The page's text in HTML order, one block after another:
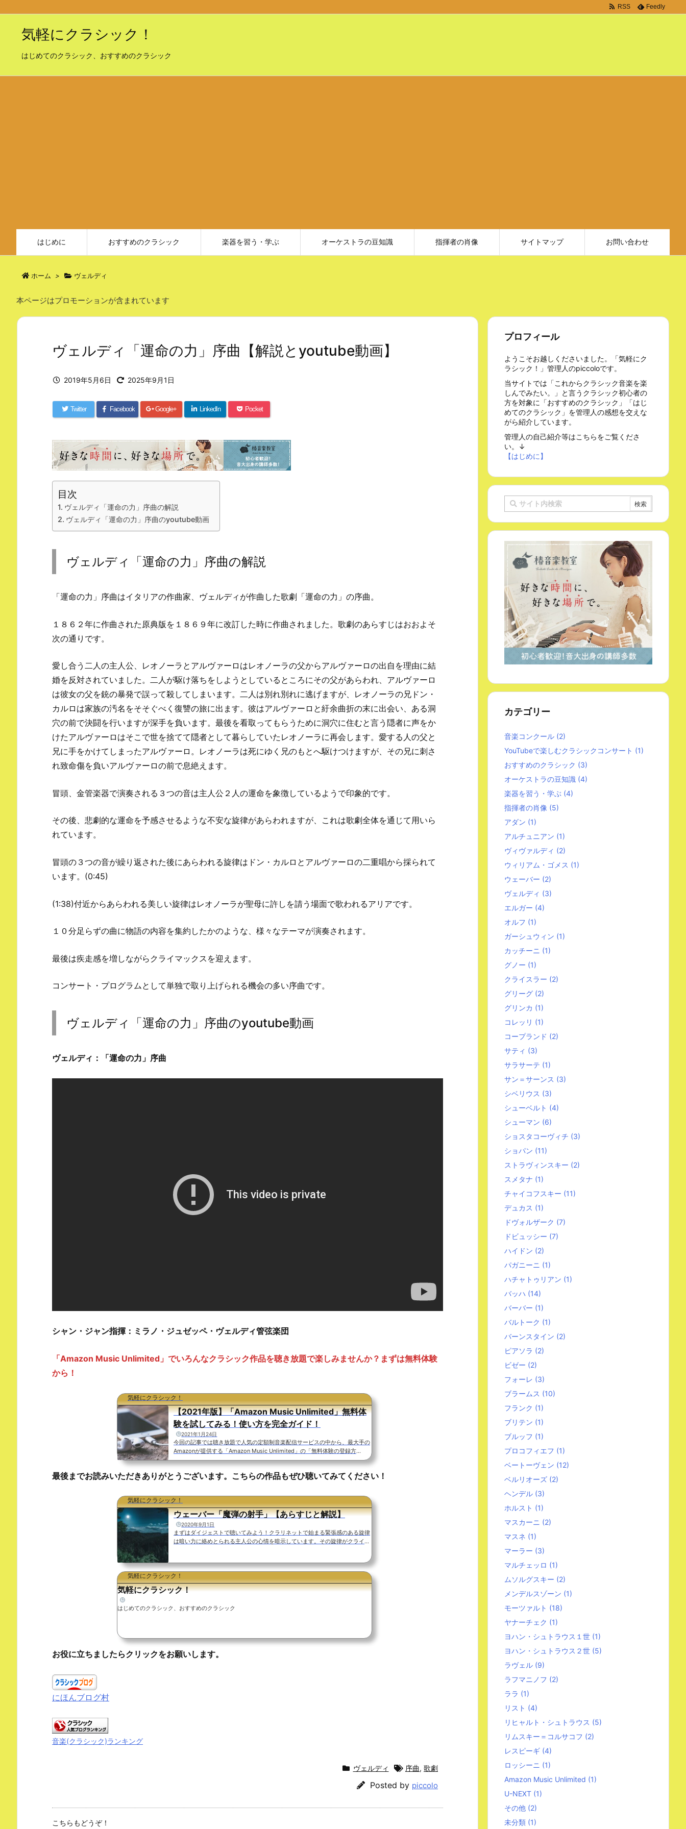
気軽にクラシック！
はじめてのクラシック、おすすめのクラシック
はじめに おすすめのクラシック 楽器を習う・学ぶ オーケストラの豆知識 指揮者の肖像 サイトマップ お問い合わせ
RSS Feedly
ホーム > ヴェルディ
本ページはプロモーションが含まれています
ヴェルディ「運命の力」序曲【解説とyoutube動画】
2019年5月6日 2025年9月1日
Twitter Facebook Google+ LinkedIn Pocket
目次
ヴェルディ「運命の力」序曲の解説
ヴェルディ「運命の力」序曲のyoutube動画
ヴェルディ「運命の力」序曲の解説
「運命の力」序曲はイタリアの作曲家、ヴェルディが作曲した歌劇「運命の力」の序曲。
１８６２年に作曲された原典版を１８６９年に改訂した時に作曲されました。歌劇のあらすじはおおよそ
次の通りです。
愛し合う二人の主人公、レオノーラとアルヴァーロはレオノーラの父からアルヴァーロの出自を理由に結
婚を反対されていました。二人が駆け落ちをしようとしているところにその父があらわれ、アルヴァーロ
は彼女の父を銃の暴発で誤って殺してしまいます。二人は別れ別れに逃げますが、レオノーラの兄ドン・
カルロは家族の汚名をそそぐべく復讐の旅に出ます。彼はアルヴァーロと紆余曲折の末に出会い、ある洞
穴の前で決闘を行いますが深手を負います。最後を看取ってもらうために洞穴に住むと言う隠者に声をか
けたアルヴァーロはそこで世を捨てて隠者として暮らしていたレオノーラに再会します。愛する人の父と
兄に手をかけてしまったアルヴァーロ。レオノーラは死にゆく兄のもとへ駆けつけますが、その兄に刺さ
れ致命傷を負いアルヴァーロの前で息絶えます。
冒頭、金管楽器で演奏される３つの音は主人公２人の運命を象徴しているようで印象的です。
その後、悲劇的な運命を予感させるような不安な旋律があらわれますが、これは歌劇全体を通じて用いら
れています。
冒頭の３つの音が繰り返された後にあらわれる旋律はドン・カルロとアルヴァーロの二重唱から採られて
います。(0:45)
(1:38)付近からあらわれる美しい旋律はレオノーラが聖母に許しを請う場面で歌われるアリアです。
１０分足らずの曲に物語の内容を集約したかのような、様々なテーマが演奏されます。
最後は疾走感を増しながらクライマックスを迎えます。
コンサート・プログラムとして単独で取り上げられる機会の多い序曲です。
ヴェルディ「運命の力」序曲のyoutube動画
ヴェルディ：「運命の力」序曲
シャン・ジャン指揮：ミラノ・ジュゼッペ・ヴェルディ管弦楽団
「Amazon Music Unlimited」でいろんなクラシック作品を聴き放題で楽しみませんか？まずは無料体験
から！
気軽にクラシック！
【2021年版】「Amazon Music Unlimited」無料体
験を試してみる！使い方を完全ガイド！
2021年1月24日
今回の記事では聴き放題で人気の定額制音楽配信サービスの中から、最大手の
Amazonが提供する「Amazon Music Unlimited」の「無料体験の登録方
法」、「Amazon Musicアプリの使い方」から「解約の方法」まで、画像を交
えながらわかりやすく解説してみました。「Amazon Music Unlimited」では
通常３０日間の無料体験期間があります。無料体験期間が終了するまでに解約
Music Unlimited」はインタ...
最後までお読みいただきありがとうございます。こちらの作品もぜひ聴いてみてください！
気軽にクラシック！
ウェーバー「魔弾の射手」【あらすじと解説】
2020年9月1日
まずはダイジェストで聴いてみよう！クラリネットで始まる緊張感のある旋律
は暗い力に絡めとられる主人公の心情を暗示しています。その旋律がクライマ
奏でられます。物語のヒロインの愛情を描いた旋律です。まずはこの部分をダ
イジェストで聴いてみましょう。ヘルベルト・フォン・カラヤン指揮：ベルリ
ン・フィルハーモニー管弦楽団作曲の背景「魔弾の射手」作品77はドイツの作
曲家、カール・マリア・フォン・ウェーバー(1786-1826)が１８２１年に発表
したオペ...
気軽にクラシック！
気軽にクラシック！
はじめてのクラシック、おすすめのクラシック
お役に立ちましたらクリックをお願いします。
にほんブログ村
音楽(クラシック)ランキング
ヴェルディ 序曲, 歌劇
Posted by piccolo
こちらもどうぞ！
プロフィール
ようこそお越しくださいました。「気軽にク
ラシック！」管理人のpiccoloです。
当サイトでは「これからクラシック音楽を楽
しんでみたい。」と言うクラシック初心者の
方を対象に「おすすめのクラシック」「はじ
めてのクラシック」を管理人の感想を交えな
がら紹介しています。
管理人の自己紹介等はこちらをご覧くださ
い。↓
【はじめに】
カテゴリー
音楽コンクール (2)
YouTubeで楽しむクラシックコンサート (1)
おすすめのクラシック (3)
オーケストラの豆知識 (4)
楽器を習う・学ぶ (4)
指揮者の肖像 (5)
アダン (1)
アルチュニアン (1)
ヴィヴァルディ (2)
ウィリアム・ゴメス (1)
ウェーバー (2)
ヴェルディ (3)
エルガー (4)
オルフ (1)
ガーシュウィン (1)
カッチーニ (1)
グノー (1)
クライスラー (2)
グリーグ (2)
グリンカ (1)
コレッリ (1)
コープランド (2)
サティ (3)
サラサーテ (1)
サン＝サーンス (3)
シベリウス (3)
シューベルト (4)
シューマン (6)
ショスタコーヴィチ (3)
ショパン (11)
ストラヴィンスキー (2)
スメタナ (1)
チャイコフスキー (11)
デュカス (1)
ドヴォルザーク (7)
ドビュッシー (7)
ハイドン (2)
パガニーニ (1)
ハチャトゥリアン (1)
バッハ (14)
バーバー (1)
バルトーク (1)
バーンスタイン (2)
ピアソラ (2)
ビゼー (2)
フォーレ (3)
ブラームス (10)
フランク (1)
ブリテン (1)
ブルッフ (1)
プロコフィエフ (1)
ベートーヴェン (12)
ベルリオーズ (2)
ヘンデル (3)
ホルスト (1)
マスカーニ (2)
マスネ (1)
マーラー (3)
マルチェッロ (1)
ムソルグスキー (2)
メンデルスゾーン (1)
モーツァルト (18)
ヤナーチェク (1)
ヨハン・シュトラウス１世 (1)
ヨハン・シュトラウス２世 (5)
ラヴェル (9)
ラフマニノフ (2)
ララ (1)
リスト (4)
リヒャルト・シュトラウス (5)
リムスキー＝コルサコフ (2)
レスピーギ (4)
ロッシーニ (1)
Amazon Music Unlimited (1)
U-NEXT (1)
その他 (2)
未分類 (1)